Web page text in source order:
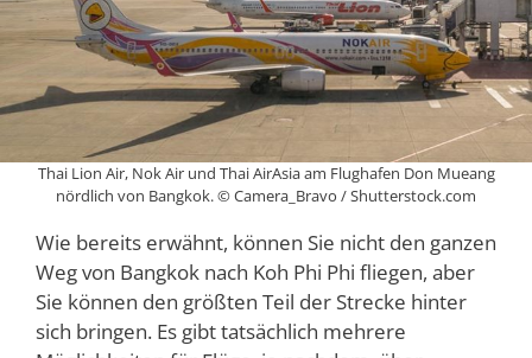
Thai Lion Air, Nok Air und Thai AirAsia am Flughafen Don Mueang
nördlich von Bangkok. © Camera_Bravo / Shutterstock.com
Wie bereits erwähnt, können Sie nicht den ganzen
Weg von Bangkok nach Koh Phi Phi fliegen, aber
Sie können den größten Teil der Strecke hinter
sich bringen. Es gibt tatsächlich mehrere